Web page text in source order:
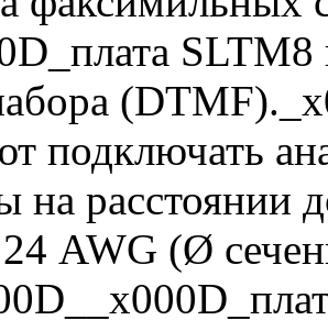
SLTM8
подключать
на расстоянии
AWG (Ø